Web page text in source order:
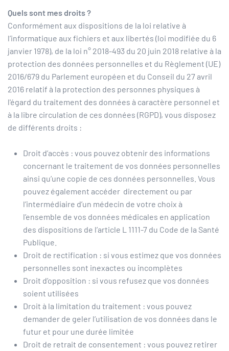
Quels sont mes droits ?
Conformément aux dispositions de la loi relative à
l’informatique aux fichiers et aux libertés (loi modifiée du 6
janvier 1978), de la loi n° 2018-493 du 20 juin 2018 relative à la
protection des données personnelles et du Règlement (UE)
2016/679 du Parlement européen et du Conseil du 27 avril
2016 relatif à la protection des personnes physiques à
l'égard du traitement des données à caractère personnel et
à la libre circulation de ces données (RGPD), vous disposez
de différents droits :
Droit d’accès : vous pouvez obtenir des informations
concernant le traitement de vos données personnelles
ainsi qu’une copie de ces données personnelles. Vous
pouvez également accéder directement ou par
l’intermédiaire d’un médecin de votre choix à
l’ensemble de vos données médicales en application
des dispositions de l’article L 1111-7 du Code de la Santé
Publique.
Droit de rectification : si vous estimez que vos données
personnelles sont inexactes ou incomplètes
Droit d’opposition : si vous refusez que vos données
soient utilisées
Droit à la limitation du traitement : vous pouvez
demander de geler l’utilisation de vos données dans le
futur et pour une durée limitée
Droit de retrait de consentement : vous pouvez retirer